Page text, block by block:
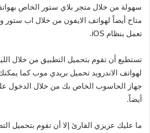
سهولة من خلال متجر بلاي ستور الخاص بهواتف
متاح أيضاً لهواتف الايفون من خلال اب ستور
تعمل بنظام iOS.
تستطيع أن تقوم بتحميل التطبيق من خلال
لهواتف الاندرويد تحميل بريدي موب كما
جهاز الحاسوب الخاص بك من خلال الدخول
أيضاً.
ما عليك عزيزي القارئ إلا أن تقوم بتحميل